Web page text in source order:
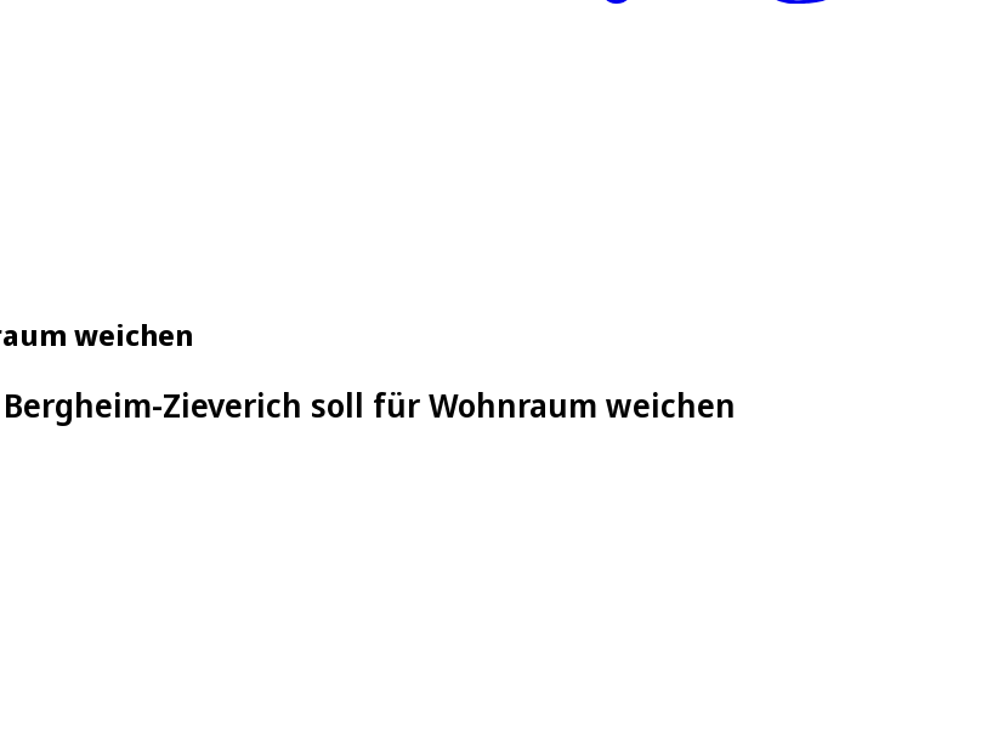
weichen
Zieverich soll für Wohnraum weichen